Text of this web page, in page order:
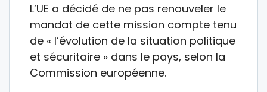
L’UE a décidé de ne pas renouveler le
mandat de cette mission compte tenu
de « l’évolution de la situation politique
et sécuritaire » dans le pays, selon la
Commission européenne.